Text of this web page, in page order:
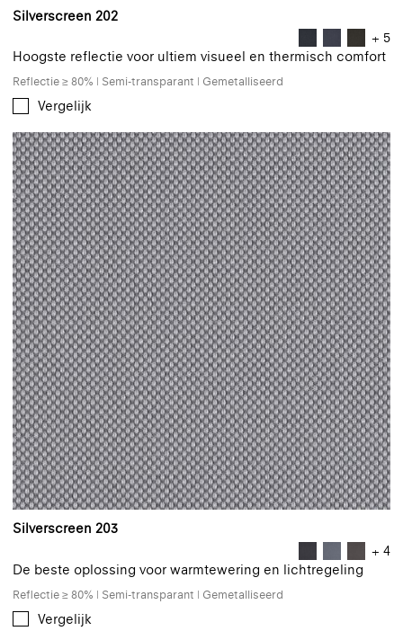
Silverscreen 202
+ 5
Hoogste reflectie voor ultiem visueel en thermisch comfort
Reflectie ≥ 80% | Semi-transparant | Gemetalliseerd
Vergelijk
Silverscreen 203
+ 4
De beste oplossing voor warmtewering en lichtregeling
Reflectie ≥ 80% | Semi-transparant | Gemetalliseerd
Vergelijk